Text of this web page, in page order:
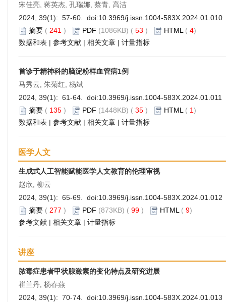
宋佳亮, 蒋英杰, 孔瑞娜, 蔡青, 高洁
2024, 39(1): 57-60. doi:10.3969/j.issn.1004-583X.2024.01.010
摘要 ( 241 ) PDF (1086KB) ( 53 ) HTML ( 4)
数据和表 | 参考文献 | 相关文章 | 计量指标
首诊于精神科的脑淀粉样血管病1例
马秀云, 朱菊红, 杨斌
2024, 39(1): 61-64. doi:10.3969/j.issn.1004-583X.2024.01.011
摘要 ( 135 ) PDF (1448KB) ( 35 ) HTML ( 1)
数据和表 | 参考文献 | 相关文章 | 计量指标
医学人文
生成式人工智能赋能医学人文教育的伦理审视
赵欣, 柳云
2024, 39(1): 65-69. doi:10.3969/j.issn.1004-583X.2024.01.012
摘要 ( 277 ) PDF (873KB) ( 99 ) HTML ( 9)
参考文献 | 相关文章 | 计量指标
讲座
脓毒症患者甲状腺激素的变化特点及研究进展
崔兰丹, 杨春燕
2024, 39(1): 70-74. doi:10.3969/j.issn.1004-583X.2024.01.013